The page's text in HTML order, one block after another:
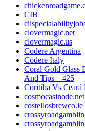
CIB
clovermagic.net
clovermagic.us
Codere Argentina
Codere Italy
Coral Gold Glass
And Tips – 425
Coritiba Vs Ceará
cosmocasinode.net
costellosbrewco.ie